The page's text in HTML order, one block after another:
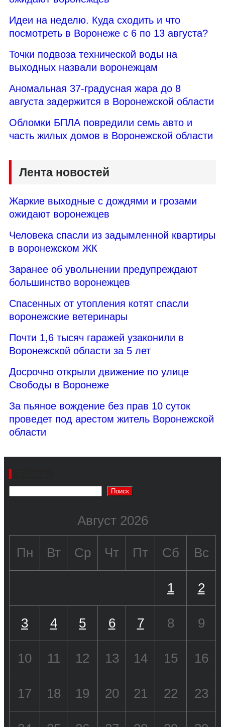
Идеи на неделю. Куда сходить и что
посмотреть в Воронеже с 6 по 13 августа?
Точки подвоза технической воды на
выходных назвали воронежцам
Аномальная 37-градусная жара до 8
августа задержится в Воронежской области
Обломки БПЛА повредили семь авто и
часть жилых домов в Воронежской области
Лента новостей
Жаркие выходные с дождями и грозами
ожидают воронежцев
Человека спасли из задымленной квартиры
в воронежском ЖК
Заранее об увольнении предупреждают
большинство воронежцев
Спасенных от утопления котят спасли
воронежские ветеринары
Почти 1,6 тысяч гаражей узаконили в
Воронежской области за 5 лет
Досрочно открыли движение по улице
Свободы в Воронеже
За пьяное вождение без прав 10 суток
проведет под арестом житель Воронежской
области
Поиск
Август 2026
Пн Вт Ср Чт Пт Сб Вс
1 2
3 4 5 6 7 8 9
10 11 12 13 14 15 16
17 18 19 20 21 22 23